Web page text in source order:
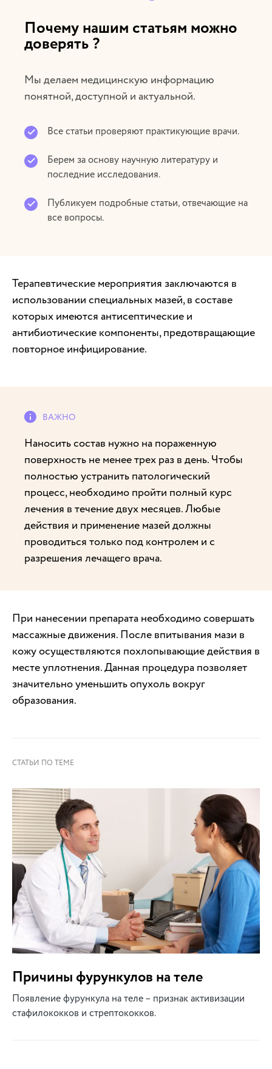
Почему нашим статьям можно
доверять ?
Мы делаем медицинскую информацию
понятной, доступной и актуальной.
Все статьи проверяют практикующие врачи.
Берем за основу научную литературу и
последние исследования.
Публикуем подробные статьи, отвечающие на
все вопросы.
Терапевтические мероприятия заключаются в
использовании специальных мазей, в составе
которых имеются антисептические и
антибиотические компоненты, предотвращающие
повторное инфицирование.
Наносить состав нужно на пораженную
поверхность не менее трех раз в день. Чтобы
полностью устранить патологический
процесс, необходимо пройти полный курс
лечения в течение двух месяцев. Любые
действия и применение мазей должны
проводиться только под контролем и с
разрешения лечащего врача.
При нанесении препарата необходимо совершать
массажные движения. После впитывания мази в
кожу осуществляются похлопывающие действия в
месте уплотнения. Данная процедура позволяет
значительно уменьшить опухоль вокруг
образования.
Причины фурункулов на теле
Появление фурункула на теле – признак активизации
стафилококков и стрептококков.